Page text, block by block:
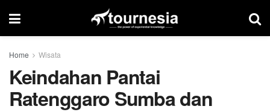
Home Wisata
Keindahan Pantai
Ratenggaro Sumba dan